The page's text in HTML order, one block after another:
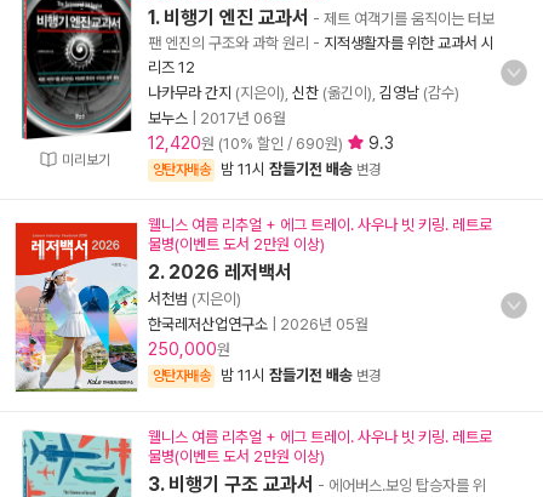
미리보기
1. 비행기 엔진 교과서 - 제트 여객기를 움직이는 터보
팬 엔진의 구조와 과학 원리 - 지적생활자를 위한 교과서 시
리즈 12
나카무라 간지 (지은이), 신찬 (옮긴이), 김영남 (감수)
보누스
2017년 06월
12,420원 (10% 할인 / 690원) 9.3
양탄자배송 밤 11시 잠들기전 배송 변경
웰니스 여름 리추얼 + 에그 트레이. 사우나 빗 키링. 레트로
물병(이벤트 도서 2만원 이상)
2. 2026 레저백서
서천범 (지은이)
한국레저산업연구소
2026년 05월
250,000원
양탄자배송 밤 11시 잠들기전 배송 변경
웰니스 여름 리추얼 + 에그 트레이. 사우나 빗 키링. 레트로
물병(이벤트 도서 2만원 이상)
3. 비행기 구조 교과서 - 에어버스.보잉 탑승자를 위